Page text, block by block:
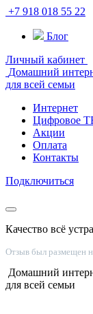
+7 918 018 55 22
Блог
Личный кабинет
Домашний
для всей семьи
Интернет
Цифровое
Акции
Оплата
Контакты
Подключиться
Качество всё
Отзыв был размещен
Домашний
для всей семьи